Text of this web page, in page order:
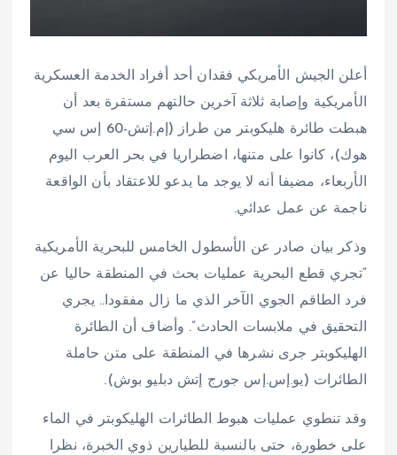
أعلن الجيش الأمريكي فقدان أحد أفراد الخدمة العسكرية
الأمريكية وإصابة ثلاثة آخرين حالتهم مستقرة بعد أن
هبطت طائرة هليكوبتر من طراز (إم.إتش-60 إس سي
هوك)، كانوا على متنها، اضطراريا في بحر العرب اليوم
الأربعاء، مضيفا أنه لا يوجد ما يدعو للاعتقاد بأن الواقعة
ناجمة عن عمل عدائي.
وذكر بيان صادر عن الأسطول الخامس للبحرية الأمريكية
“تجري قطع البحرية عمليات بحث في المنطقة حاليا عن
فرد الطاقم الجوي الآخر الذي ما زال مفقودا.. يجري
التحقيق في ملابسات الحادث”. وأضاف أن الطائرة
الهليكوبتر جرى نشرها في المنطقة على متن حاملة
الطائرات (يو.إس.إس جورج إتش دبليو بوش).
وقد تنطوي عمليات هبوط الطائرات الهليكوبتر في الماء
على خطورة، حتى بالنسبة للطيارين ذوي الخبرة، نظرا